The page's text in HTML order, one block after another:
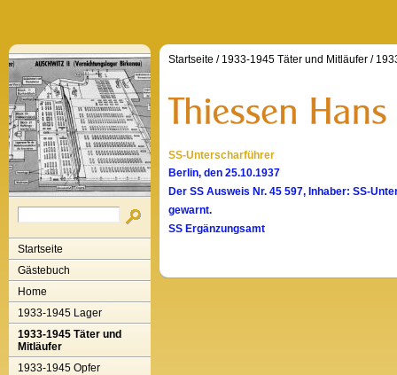
Startseite
Gästebuch
Home
1933-1945 Lager
1933-1945 Täter und
Mitläufer
1933-1945 Opfer
Startseite / 1933-1945 Täter und Mitläufer /
SS-Unterscharführer
Berlin, den 25.10.1937
Der SS Ausweis Nr. 45 597, Inhaber: SS-
gewarnt.
SS Ergänzungsamt